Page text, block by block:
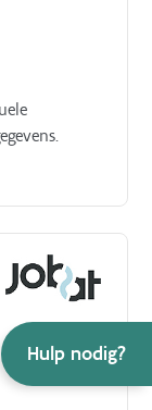
Hulp nodig?